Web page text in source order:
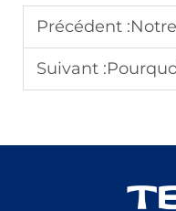
Précédent :Notre verrouillage
Suivant :Pourquoi choisir